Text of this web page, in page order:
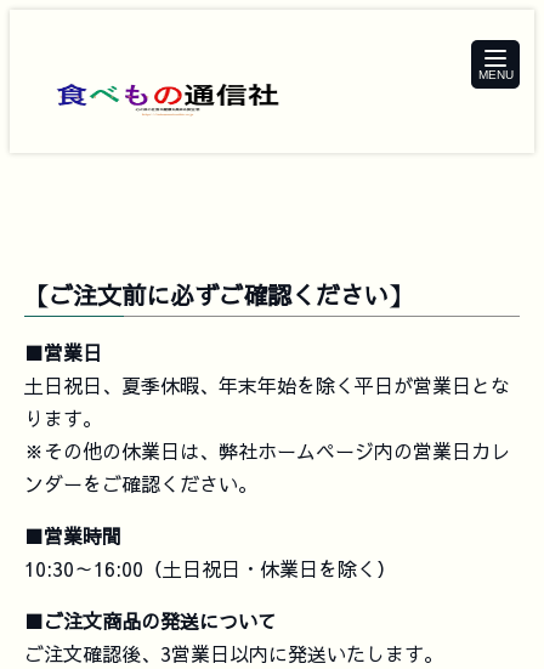
toggle
【ご注文前に必ずご確認ください】
■営業日
土日祝日、夏季休暇、年末年始を除く平日が営業日とな
ります。
※その他の休業日は、弊社ホームページ内の営業日カレ
ンダーをご確認ください。
■営業時間
10:30～16:00（土日祝日・休業日を除く）
■ご注文商品の発送について
ご注文確認後、3営業日以内に発送いたします。